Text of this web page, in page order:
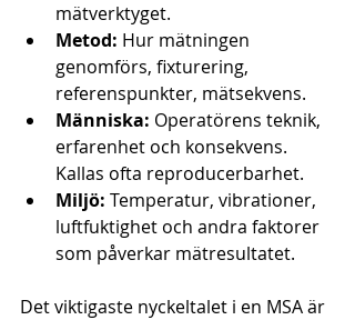
mätverktyget.
Metod: Hur mätningen
genomförs, fixturering,
referenspunkter, mätsekvens.
Människa: Operatörens teknik,
erfarenhet och konsekvens.
Kallas ofta reproducerbarhet.
Miljö: Temperatur, vibrationer,
luftfuktighet och andra faktorer
som påverkar mätresultatet.
Det viktigaste nyckeltalet i en MSA är